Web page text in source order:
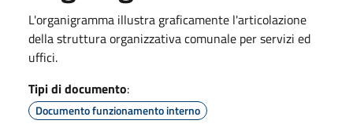
L'organigramma illustra graficamente l'articolazione
della struttura organizzativa comunale per servizi ed
uffici.
Tipi di documento:
Documento funzionamento interno